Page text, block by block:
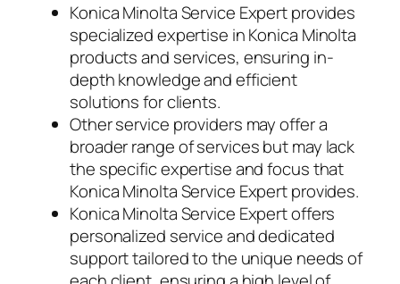
Konica Minolta Service Expert provides
specialized expertise in Konica Minolta
products and services, ensuring in-
depth knowledge and efficient
solutions for clients.
Other service providers may offer a
broader range of services but may lack
the specific expertise and focus that
Konica Minolta Service Expert provides.
Konica Minolta Service Expert offers
personalized service and dedicated
support tailored to the unique needs of